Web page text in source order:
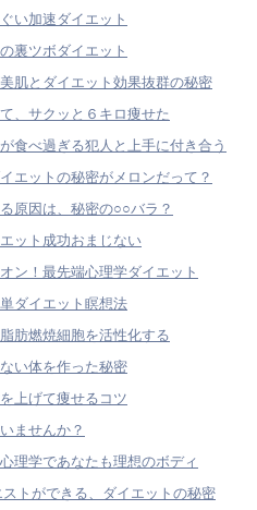
い加速ダイエット
裏ツボダイエット
肌とダイエット効果抜群の秘密
、サクッと６キロ痩せた
食べ過ぎる犯人と上手に付き合う
エットの秘密がメロンだって？
原因は、秘密の○○バラ？
ット成功おまじない
ン！最先端心理学ダイエット
ダイエット瞑想法
肪燃焼細胞を活性化する
い体を作った秘密
上げて痩せるコツ
ませんか？
理学であなたも理想のボディ
トができる、ダイエットの秘密